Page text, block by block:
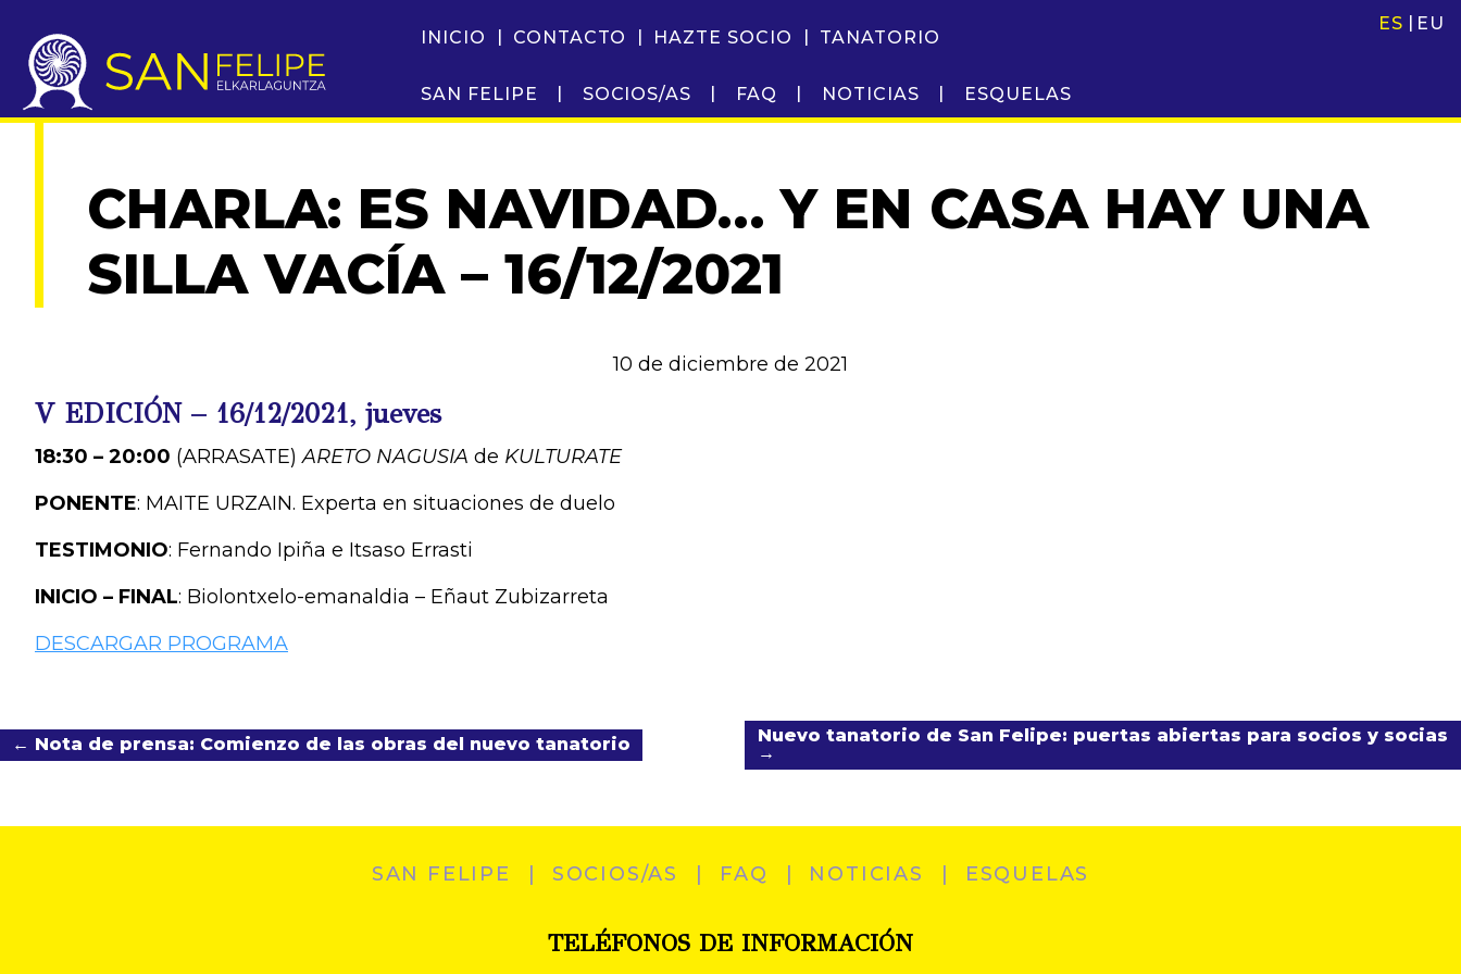
INICIO CONTACTO HAZTE SOCIO TANATORIO
SAN FELIPE SOCIOS/AS FAQ NOTICIAS ESQUELAS
ES EU
CHARLA: ES NAVIDAD… Y EN CASA HAY UNA
SILLA VACÍA – 16/12/2021
10 de diciembre de 2021
V EDICIÓN – 16/12/2021, jueves
18:30 – 20:00 (ARRASATE)ARETO NAGUSIA de KULTURATE
PONENTE: MAITE URZAIN. Experta en situaciones de duelo
TESTIMONIO: Fernando Ipiña e Itsaso Errasti
INICIO – FINAL: Biolontxelo-emanaldia – Eñaut Zubizarreta
DESCARGAR PROGRAMA
← Nota de prensa: Comienzo de las obras del nuevo tanatorio
Nuevo tanatorio de San Felipe: puertas abiertas para socios y socias
→
SAN FELIPE SOCIOS/AS FAQ NOTICIAS ESQUELAS
TELÉFONOS DE INFORMACIÓN